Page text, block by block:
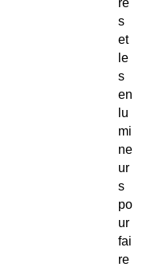
s
et
le
s
en
lu
mi
ne
ur
s
po
ur
fai
re